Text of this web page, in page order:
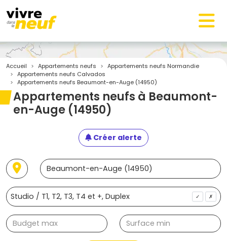
Accueil Appartements neufs
Appartements neufs Normandie
Appartements neufs Calvados
Appartements neufs Beaumont-en-Auge (14950)
Appartements neufs à Beaumont-
en-Auge (14950)
Créer alerte
✓ ✗